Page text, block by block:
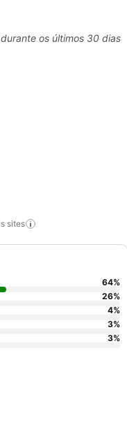
os últimos 30 dias
sites
64%
26%
4%
3%
3%